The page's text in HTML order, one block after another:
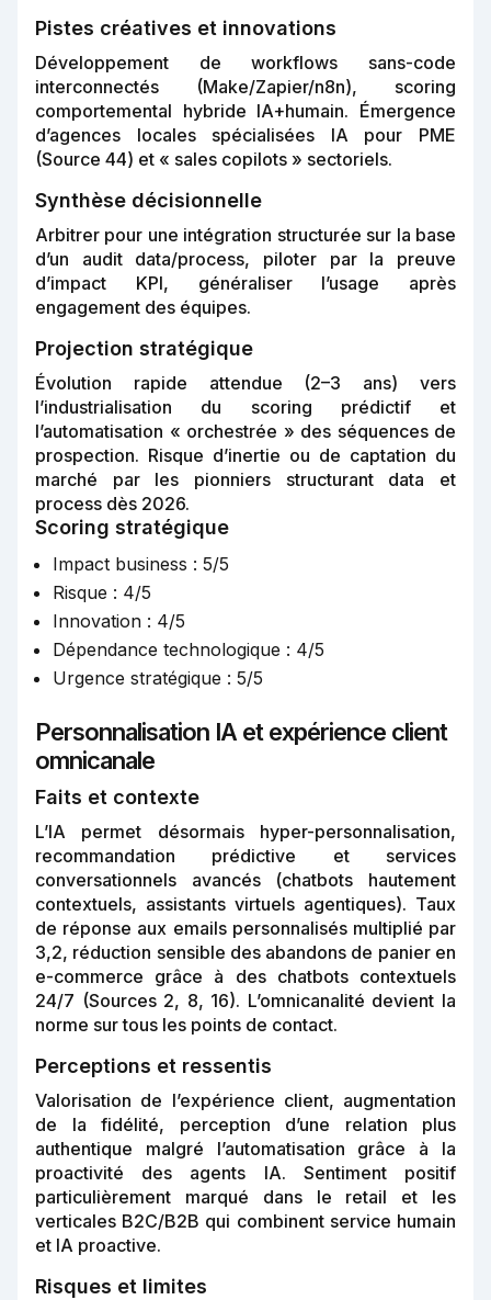
Pistes créatives et innovations
Développement de workflows sans-code
interconnectés (Make/Zapier/n8n), scoring
comportemental hybride IA+humain. Émergence
d’agences locales spécialisées IA pour PME
(Source 44) et « sales copilots » sectoriels.
Synthèse décisionnelle
Arbitrer pour une intégration structurée sur la base
d’un audit data/process, piloter par la preuve
d’impact KPI, généraliser l’usage après
engagement des équipes.
Projection stratégique
Évolution rapide attendue (2–3 ans) vers
l’industrialisation du scoring prédictif et
l’automatisation « orchestrée » des séquences de
prospection. Risque d’inertie ou de captation du
marché par les pionniers structurant data et
process dès 2026.
Scoring stratégique
Impact business : 5/5
Risque : 4/5
Innovation : 4/5
Dépendance technologique : 4/5
Urgence stratégique : 5/5
Personnalisation IA et expérience client
omnicanale
Faits et contexte
L’IA permet désormais hyper-personnalisation,
recommandation prédictive et services
conversationnels avancés (chatbots hautement
contextuels, assistants virtuels agentiques). Taux
de réponse aux emails personnalisés multiplié par
3,2, réduction sensible des abandons de panier en
e-commerce grâce à des chatbots contextuels
24/7 (Sources 2, 8, 16). L’omnicanalité devient la
norme sur tous les points de contact.
Perceptions et ressentis
Valorisation de l’expérience client, augmentation
de la fidélité, perception d’une relation plus
authentique malgré l’automatisation grâce à la
proactivité des agents IA. Sentiment positif
particulièrement marqué dans le retail et les
verticales B2C/B2B qui combinent service humain
et IA proactive.
Risques et limites